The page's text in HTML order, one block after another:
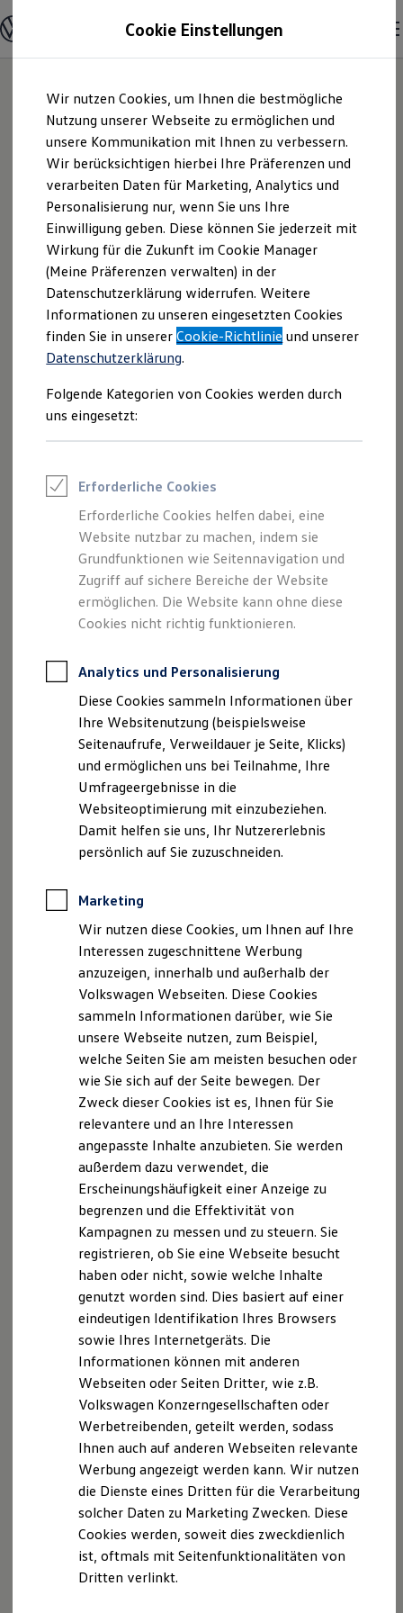
Hauptinhalt
springen
Footer
springen
Modelle und Konfigurator
Konfigurator
Modelle vergleichen
Elektroautos
ENERGY Sondermodelle
Nutzfahrzeuge
SUV und CUV
Familienautos
Kombis
Kompaktwagen
Sportwagen
Schnell verfügbare Fahrzeuge
Angebote und Produkte
Aktuelle Angebote
E-Auto-Förderung
Volkswagen Marktplatz
Die ENERGY Sondermodelle
Junge Gebrauchtwagen und Gebrauchtwagen
Volkswagen Zertifizierte Gebrauchtwagen
Elektromobilität bei Gebrauchtwagen
Saisonangebote
Reifenpakete
Leasing
Leasing-Angebote
Elektroauto Leasing
Kleinwagen-Leasing
Leasing ohne Anzahlung
Finanzierung
Autokredit mit Schlussrate
Versicherungen und Garantien
Kfz-Versicherung
Restschuldversicherungen
Garantien
Professional Class bei Volkswagen
Behörden
Direktkunden
Sonderfahrzeuge
Anpfiff zum Gewinn
Elektromobilität
Elektroautos
ID. Tutorials
Elektrofahrzeugkonzepte
ID. EVERY1
Reichweite
Rekuperation
Laden unterwegs
Laden Zuhause
Ladestationen finden
Ladezeitensimulator
Batterie
Sicherheit
Nachhaltigkeit
Technologie
Kosten und Kauf
Kaufoptionen
E-Auto-Förderung
Software und Konnektivität
Die ID. Software 6
ID. Software Versionen und Updates
Digitale Extras
Schnittstellen zu Ihrem ID.
Hybridautos
Marke und Erlebnis
Volkswagen R und R Experience
R-Modelle
R Experience
Driving Experience
Volkswagen entdecken
Werkbesichtigung
Lifestyle Shop
T-Roc Kollektion
Golf Kollektion
ID. Kollektion
Volkswagen Kollektion
R-Kollektion
GTI Kollektion
Fußball Drop
we drive football
#wedriveproud
Besitzer und Service
Software Updates
Service und Ersatzteile
Autohaus Schwab-
Tolles GmbH & Co.
KG | Impressum &
Rechtliches
Hier finden Sie Informationen über uns
(Autohaus Schwab-Tolles GmbH & Co.
KG) als verantwortlichen Anbieter von
Inhalten und Angeboten, die auf dieser
Impressum
Datenschutzerklärung
Nutzung von Terminbuchung Online
Impressum
Autohaus Schwab-Tolles GmbH & Co. KG
Jagenbergstraße 23
41468 Neuss
Telefon: 02131 / 40 260-0
Fax: 02131 / 40 260-99
E-Mail:info@schwab-tolles.de
Handelsregister: Neuss HRA 7040
Persönlich haftende Gesellschafter:
Schwab-Tolles Verwaltungs-GmbH
Handelsregister: Neuss HRB 16166
USt.-ID-Nummer: DE277762619
Versicherungsvermittlerregister: D-TKS7-J5FVZ-32
Versicherungsvertreter mit Erlaubnisbefreiung,
Bundesrepublik Deutschland
Erlaubnisbefreiung nach § 34d Abs. 3 GewO
Aufsichtsbehörde: IHK Mittlerer Niederrhein
47798 Krefeld
Vertretungsberechtigte Geschäftsführer:
Jutta Schwab-Meier, Marcus Tolles
Hinweis gemäß § 36
Verbraucherstreitbeilegungsgesetz (VSBG):
Wir sind zur Teilnahme an einem
Streitbeilegungsverfahren vor einer
Verbraucherschlichtungsstelle weder bereit noch dazu
verpflichtet.
Datenschutzbeauftragte:
activeLAW
Offenhausen.Wolter PartmbB
Rechtsanwälte.Fachanwälte.Notare
Hans-Böckler-Allee 26, 30137 Hannover
Fr. Marion Albrecht
E-Mail:datenschutz@activelaw.de
Telefon: 0511 / 547470
Cookie Einstellungen
Wir nutzen Cookies, um Ihnen die bestmögliche
Nutzung unserer Webseite zu ermöglichen und
unsere Kommunikation mit Ihnen zu verbessern.
Wir berücksichtigen hierbei Ihre Präferenzen und
verarbeiten Daten für Marketing, Analytics und
Personalisierung nur, wenn Sie uns Ihre
Einwilligung geben. Diese können Sie jederzeit mit
Wirkung für die Zukunft im Cookie Manager
(Meine Präferenzen verwalten) in der
Datenschutzerklärung widerrufen. Weitere
Informationen zu unseren eingesetzten Cookies
finden Sie in unsererCookie-Richtlinie und unserer
Datenschutzerklärung.
Folgende Kategorien von Cookies werden durch
uns eingesetzt:
Erforderliche Cookies
Erforderliche Cookies helfen dabei, eine
Website nutzbar zu machen, indem sie
Grundfunktionen wie Seitennavigation und
Zugriff auf sichere Bereiche der Website
ermöglichen. Die Website kann ohne diese
Cookies nicht richtig funktionieren.
Analytics und Personalisierung
Diese Cookies sammeln Informationen über
Ihre Websitenutzung (beispielsweise
Seitenaufrufe, Verweildauer je Seite, Klicks)
und ermöglichen uns bei Teilnahme, Ihre
Umfrageergebnisse in die
Websiteoptimierung mit einzubeziehen.
Damit helfen sie uns, Ihr Nutzererlebnis
persönlich auf Sie zuzuschneiden.
Marketing
Wir nutzen diese Cookies, um Ihnen auf Ihre
Interessen zugeschnittene Werbung
anzuzeigen, innerhalb und außerhalb der
Volkswagen Webseiten. Diese Cookies
sammeln Informationen darüber, wie Sie
unsere Webseite nutzen, zum Beispiel,
welche Seiten Sie am meisten besuchen oder
wie Sie sich auf der Seite bewegen. Der
Zweck dieser Cookies ist es, Ihnen für Sie
relevantere und an Ihre Interessen
angepasste Inhalte anzubieten. Sie werden
außerdem dazu verwendet, die
Erscheinungshäufigkeit einer Anzeige zu
begrenzen und die Effektivität von
Kampagnen zu messen und zu steuern. Sie
registrieren, ob Sie eine Webseite besucht
haben oder nicht, sowie welche Inhalte
genutzt worden sind. Dies basiert auf einer
eindeutigen Identifikation Ihres Browsers
sowie Ihres Internetgeräts. Die
Informationen können mit anderen
Webseiten oder Seiten Dritter, wie z.B.
Volkswagen Konzerngesellschaften oder
Werbetreibenden, geteilt werden, sodass
Ihnen auch auf anderen Webseiten relevante
Werbung angezeigt werden kann. Wir nutzen
die Dienste eines Dritten für die Verarbeitung
solcher Daten zu Marketing Zwecken. Diese
Cookies werden, soweit dies zweckdienlich
ist, oftmals mit Seitenfunktionalitäten von
Dritten verlinkt.